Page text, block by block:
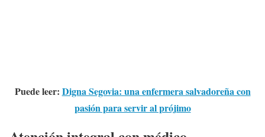
Puede leer: Digna Segovia: una enfermera salvadoreña con
pasión para servir al prójimo